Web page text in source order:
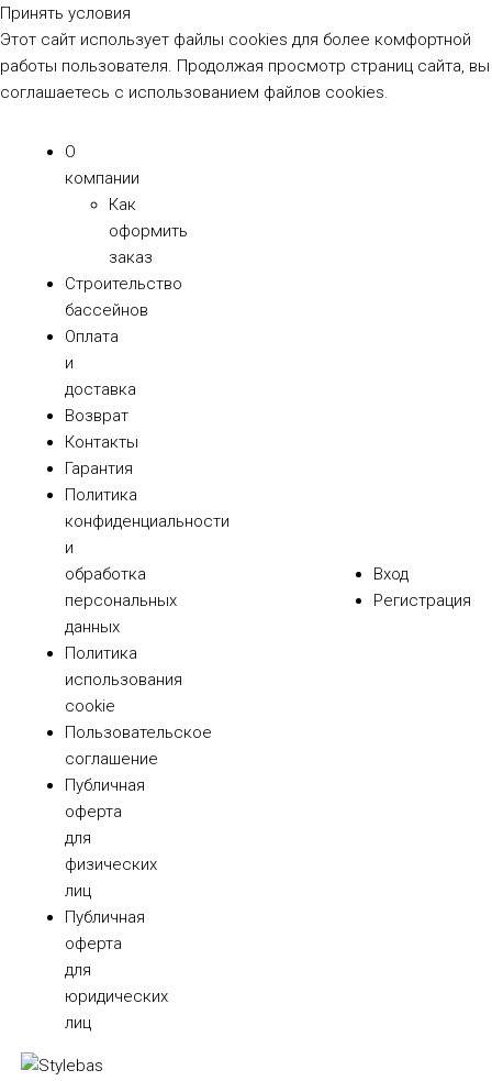
Принять условия
Этот сайт использует файлы cookies для более комфортной
работы пользователя. Продолжая просмотр страниц сайта, вы
соглашаетесь с использованием файлов cookies.
О
компании
Как
оформить
заказ
Строительство
бассейнов
Оплата
и
доставка
Возврат
Контакты
Гарантия
Политика
конфиденциальности
и
обработка
персональных
данных
Политика
использования
cookie
Пользовательское
соглашение
Публичная
оферта
для
физических
лиц
Публичная
оферта
для
юридических
лиц
Вход
Регистрация